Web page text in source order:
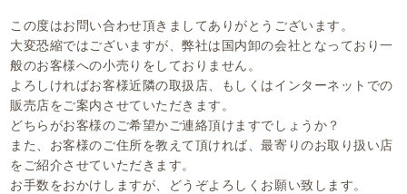
この度はお問い合わせ頂きましてありがとうございます。
大変恐縮ではございますが、弊社は国内卸の会社となっており一
般のお客様への小売りをしておりません。
よろしければお客様近隣の取扱店、もしくはインターネットでの
販売店をご案内させていただきます。
どちらがお客様のご希望かご連絡頂けますでしょうか？
また、お客様のご住所を教えて頂ければ、最寄りのお取り扱い店
をご紹介させていただきます。
お手数をおかけしますが、どうぞよろしくお願い致します。